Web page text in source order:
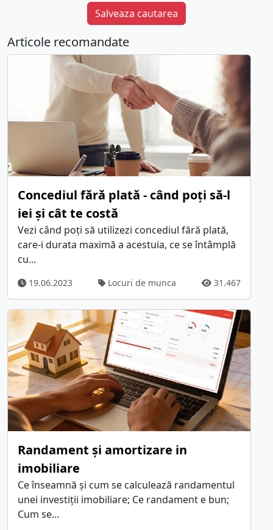
Salveaza cautarea
Articole recomandate
Concediul fără plată - când poți să-l
iei și cât te costă
Vezi când poți să utilizezi concediul fără plată,
care-i durata maximă a acestuia, ce se întâmplă
cu...
19.06.2023 Locuri de munca 31.467
Randament și amortizare in
imobiliare
Ce înseamnă și cum se calculează randamentul
unei investiții imobiliare; Ce randament e bun;
Cum se...